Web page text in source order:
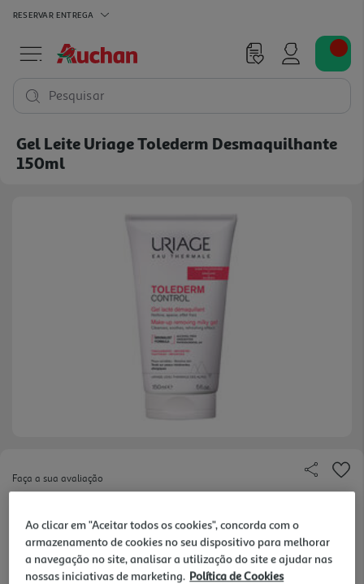
RESERVAR ENTREGA
Pesquisar
Gel Leite Uriage Tolederm Desmaquilhante
150ml
Faça a sua avaliação
106.87 €/Lt
Ao clicar em "Aceitar todos os cookies", concorda com o
armazenamento de cookies no seu dispositivo para melhorar
a navegação no site, analisar a utilização do site e ajudar nas
nossas iniciativas de marketing. Política de Cookies